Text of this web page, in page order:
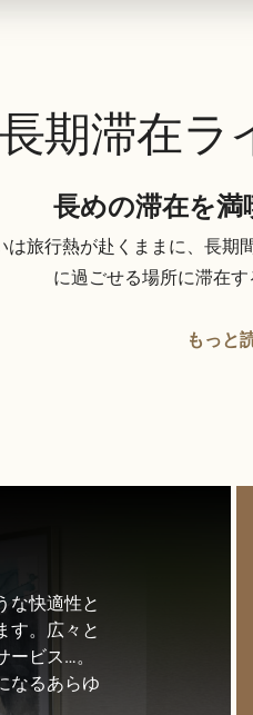
長期滞在ラ
長めの滞在を満
は旅行熱が赴くままに、長期
に過ごせる場所に滞在す
もっと
な快適性と
す。広々と
ビス…。
なるあらゆ